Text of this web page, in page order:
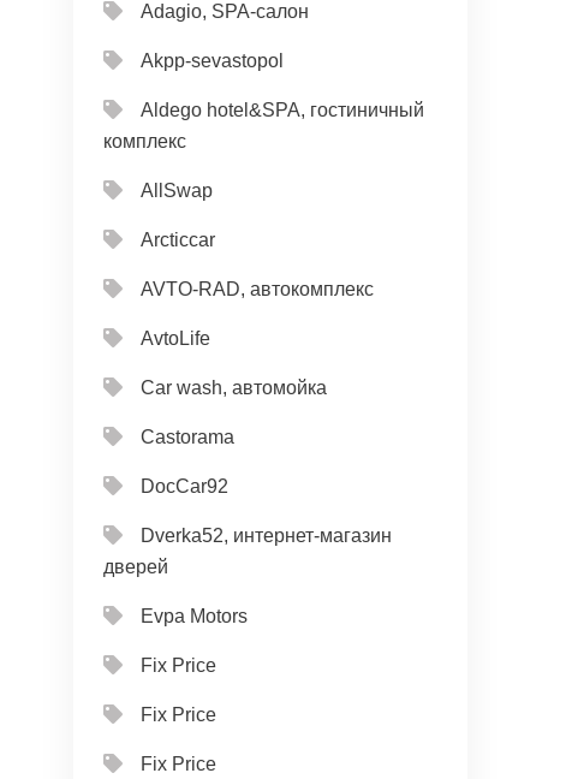
Adagio, SPA-салон
Akpp-sevastopol
Aldego hotel&SPA, гостиничный
комплекс
AllSwap
Arcticcar
AVTO-RAD, автокомплекс
AvtoLife
Car wash, автомойка
Castorama
DocCar92
Dverka52, интернет-магазин
дверей
Evpa Motors
Fix Price
Fix Price
Fix Price